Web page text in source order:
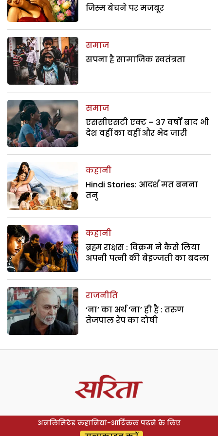
जिस्म बेचने पर मजबूर
समाज
सपना है सामाजिक स्वतंत्रता
समाज
एससीएसटी एक्ट – 37 वर्षों बाद भी
देश वहीं का वहीं और भेद जारी
कहानी
Hindi Stories: आदर्श मत बनना
तनु
कहानी
ब्रह्म राक्षस : विक्रम ने कैसे लिया
अपनी पत्नी की बेइज्जती का बदला
राजनीति
‘ना’ का अर्थ ‘ना’ ही है : तरुण
तेजपाल रेप का दोषी
अनलिमिटेड कहानियां-आर्टिकल पढ़ने के लिए